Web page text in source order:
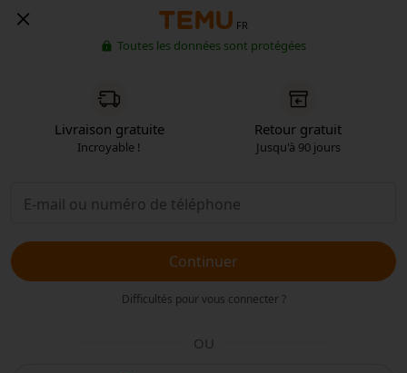
FR
Toutes les données sont protégées
Livraison gratuite
Incroyable !
Retour gratuit
Jusqu'à 90 jours
Continuer
Difficultés pour vous connecter ?
OU